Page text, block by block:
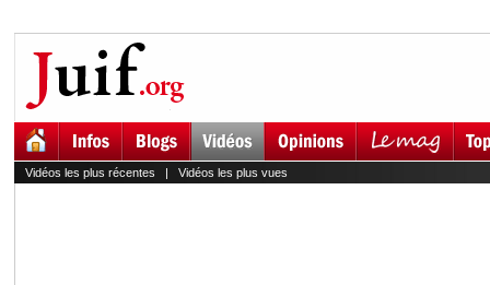
Vidéos les plus récentes | Vidéos les plus vues